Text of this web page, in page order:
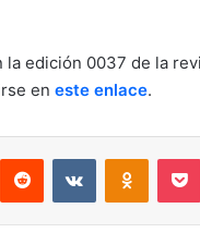
edición 0037 de la
en este enlace.